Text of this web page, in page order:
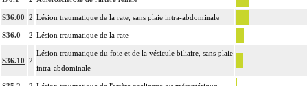
La suture d'un vaisseau inclut l'angioplastie d'élargissement.
Le pontage artériel inclut la thromboendartériectomie de contigüité.
intrathoracique associée, la pose de drain pleural et/ou péricardique.
S36.00 2 Lésion traumatique de la rate, sans plaie intra-abdominale
S36.0 2 Lésion traumatique de la rate
S36.10 2
Lésion traumatique du foie et de la vésicule biliaire, sans plaie
intra-abdominale